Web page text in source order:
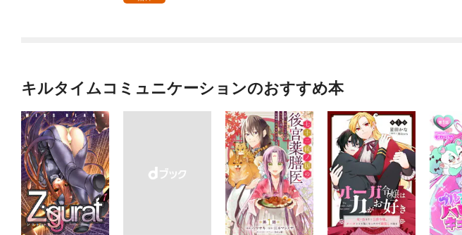
キルタイムコミュニケーションのおすすめ本